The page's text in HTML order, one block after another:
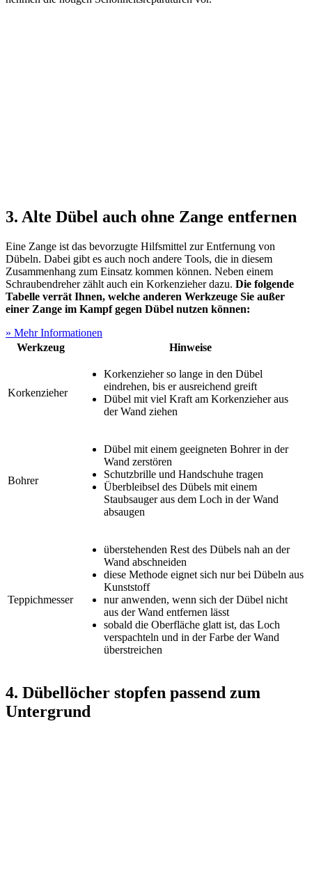
3. Alte Dübel auch ohne Zange entfernen
Eine Zange ist das bevorzugte Hilfsmittel zur Entfernung von
Dübeln. Dabei gibt es auch noch andere Tools, die in diesem
Zusammenhang zum Einsatz kommen können. Neben einem
Schraubendreher zählt auch ein Korkenzieher dazu. Die folgende
Tabelle verrät Ihnen, welche anderen Werkzeuge Sie außer
einer Zange im Kampf gegen Dübel nutzen können:
» Mehr Informationen
Werkzeug
Hinweise
Korkenzieher
Korkenzieher so lange in den Dübel
eindrehen, bis er ausreichend greift
Dübel mit viel Kraft am Korkenzieher aus
der Wand ziehen
Bohrer
Dübel mit einem geeigneten Bohrer in der
Wand zerstören
Schutzbrille und Handschuhe tragen
Überbleibsel des Dübels mit einem
Staubsauger aus dem Loch in der Wand
absaugen
Teppichmesser
überstehenden Rest des Dübels nah an der
Wand abschneiden
diese Methode eignet sich nur bei Dübeln aus
Kunststoff
nur anwenden, wenn sich der Dübel nicht
aus der Wand entfernen lässt
sobald die Oberfläche glatt ist, das Loch
verspachteln und in der Farbe der Wand
überstreichen
4. Dübellöcher stopfen passend zum
Untergrund